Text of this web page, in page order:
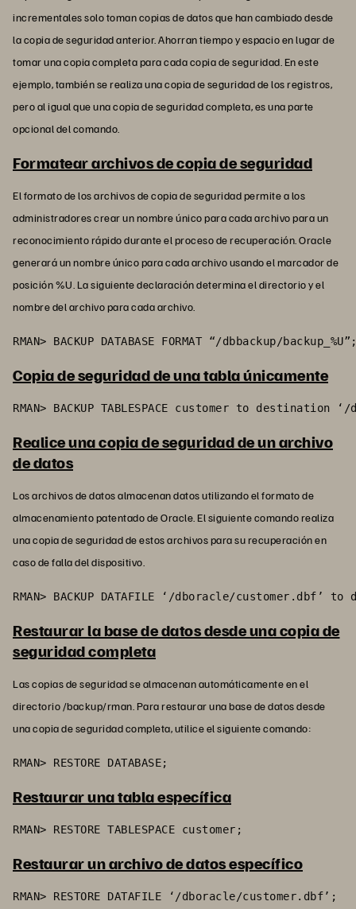
incrementales solo toman copias de datos que han cambiado desde
la copia de seguridad anterior. Ahorran tiempo y espacio en lugar de
tomar una copia completa para cada copia de seguridad. En este
ejemplo, también se realiza una copia de seguridad de los registros,
pero al igual que una copia de seguridad completa, es una parte
opcional del comando.
Formatear archivos de copia de seguridad
El formato de los archivos de copia de seguridad permite a los
administradores crear un nombre único para cada archivo para un
reconocimiento rápido durante el proceso de recuperación. Oracle
generará un nombre único para cada archivo usando el marcador de
posición %U. La siguiente declaración determina el directorio y el
nombre del archivo para cada archivo.
RMAN> BACKUP DATABASE FORMAT “/dbbackup/
Copia de seguridad de una tabla únicamente
RMAN> BACKUP TABLESPACE customer to destination
Realice una copia de seguridad de un archivo
de datos
Los archivos de datos almacenan datos utilizando el formato de
almacenamiento patentado de Oracle. El siguiente comando realiza
una copia de seguridad de estos archivos para su recuperación en
caso de falla del dispositivo.
RMAN> BACKUP DATAFILE ‘/dboracle/customer.dbf’
Restaurar la base de datos desde una copia de
seguridad completa
Las copias de seguridad se almacenan automáticamente en el
directorio /backup/rman. Para restaurar una base de datos desde
una copia de seguridad completa, utilice el siguiente comando:
RMAN> RESTORE DATABASE;
Restaurar una tabla específica
RMAN> RESTORE TABLESPACE customer;
Restaurar un archivo de datos específico
RMAN> RESTORE DATAFILE ‘/dboracle/customer.dbf’;